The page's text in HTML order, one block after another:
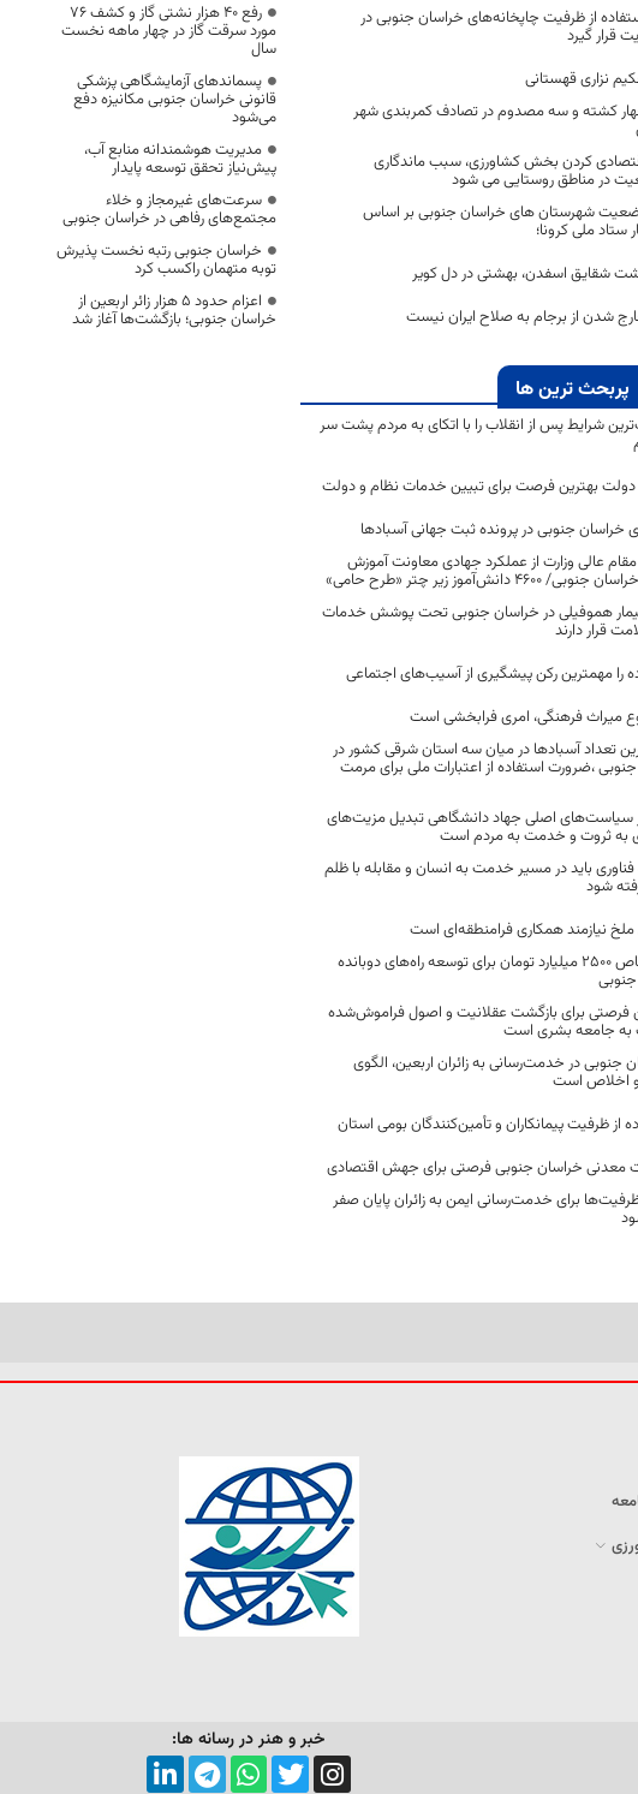
از ظرفیت چاپخانه‌های خراسان جنوبی در
قرار گیرد
نزاری قهستانی
کشته و سه مصدوم در تصادف کمربندی شهر
کردن بخش کشاورزی، سبب ماندگاری
در مناطق روستایی می شود
شهرستان های خراسان جنوبی بر اساس
ستاد ملی کرونا؛
شقایق اسفدن، بهشتی در دل کویر
شدن از برجام به صلاح ایران نیست
پربحث ترین ها
شرایط پس از انقلاب را با اتکای به مردم پشت سر
بهترین فرصت برای تبیین خدمات نظام و دولت
خراسان جنوبی در پرونده ثبت جهانی آسبادها
مقام عالی وزارت از عملکرد جهادی معاونت آموزش
۴۶۰۰ دانش‌آموز زیر چتر «طرح حامی»
بیمار هموفیلی در خراسان جنوبی تحت پوشش خدمات
قرار دارند
را مهمترین رکن پیشگیری از آسیب‌های اجتماعی
میراث فرهنگی، امری فرابخشی است
تعداد آسبادها در میان سه استان شرقی کشور در
،ضرورت استفاده از اعتبارات ملی برای مرمت
سیاست‌های اصلی جهاد دانشگاهی تبدیل مزیت‌های
به ثروت و خدمت به مردم است
باید در مسیر خدمت به انسان و مقابله با ظلم
شود
ملخ نیازمند همکاری فرامنطقه‌ای است
اختصاص 2500 میلیارد تومان برای توسعه راه‌های دوبانده
فرصتی برای بازگشت عقلانیت و اصول فراموش‌شده
به جامعه بشری است
جنوبی در خدمت‌رسانی به زائران اربعین، الگوی
اخلاص است
از ظرفیت پیمانکاران و تأمین‌کنندگان بومی استان
معدنی خراسان جنوبی فرصتی برای جهش اقتصادی
برای خدمت‌رسانی ایمن به زائران پایان صفر
رفع 40 هزار نشتی گاز و کشف 76
مورد سرقت گاز در چهار ماهه نخست
سال
پسماندهای آزمایشگاهی پزشکی
قانونی خراسان جنوبی مکانیزه دفع
می‌شود
مدیریت هوشمندانه منابع آب،
پیش‌نیاز تحقق توسعه پایدار
سرعت‌های غیرمجاز و خلاء
مجتمع‌های رفاهی در خراسان جنوبی
خراسان جنوبی رتبه نخست پذیرش
توبه متهمان راکسب کرد
اعزام حدود 5 هزار زائر اربعین از
خراسان جنوبی؛ بازگشت‌ها آغاز شد
خبر و هنر در رسانه ها: